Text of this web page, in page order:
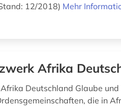
12/2018) Mehr
Afrika
Deutschland Glaube
die in